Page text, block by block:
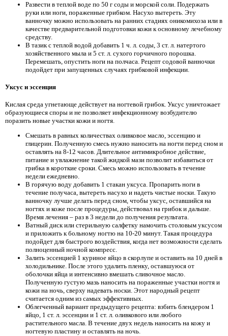
Развести в теплой воде по 50 г соды и морской соли. Подержать
руки или ноги, пораженные грибком. Насухо вытереть. Эту
ванночку можно использовать на ранних стадиях оникомихоза или в
качестве предварительной подготовки кожи к основному лечебному
средству.
В тазик с теплой водой добавить 1 ч. л. соды, 3 ст. л. натертого
хозяйственного мыла и 5 ст. л. сухого горчичного порошка.
Перемешать, опустить ноги на полчаса. Рецепт содовой ванночки
подойдет при запущенных случаях грибковой инфекции.
Уксус и эссенция
Кислая среда угнетающе действует на ногтевой грибок. Уксус уничтожает
образующиеся споры и не позволяет инфекционному возбудителю
поразить новые участки кожи и ногтя.
Смешать в равных количествах оливковое масло, эссенцию и
глицерин. Полученную смесь нужно наносить на ногти перед сном и
оставлять на 8-12 часов. Длительное антимикробное действие,
питание и увлажнение такой жидкой мази позволит избавиться от
грибка в короткие сроки. Смесь можно использовать в течение
недели ежедневно.
В горячую воду добавить 1 стакан уксуса. Пропарить ноги в
течение получаса, вытереть насухо и надеть чистые носки. Такую
ванночку лучше делать перед сном, чтобы уксус, оставшийся на
ногтях и коже после процедуры, действовал на грибок и дальше.
Время лечения – раз в 3 недели до получения результата.
Ватный диск или стерильную салфетку намочить столовым уксусом
и приложить к больному ногтю на 10-20 минут. Такая процедура
подойдет для быстрого воздействия, когда нет возможности сделать
полноценный ночной компресс.
Залить эссенцией 1 куриное яйцо в скорлупе и оставить на 10 дней в
холодильнике. После этого удалить пленку, оставшуюся от
оболочки яйца и интенсивно вмешать сливочное масло.
Полученную густую мазь наносить на пораженные участки ногтя и
кожи на ночь, сверху надевать носки. Этот народный рецепт
считается одним из самых эффективных.
Облегченный вариант предыдущего рецепта: взбить блендером 1
яйцо, 1 ст. л. эссенции и 1 ст. л. оливкового или любого
растительного масла. В течение двух недель наносить на кожу и
ногтевую пластину и оставлять на ночь.